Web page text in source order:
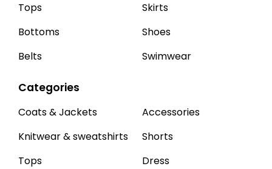
Tops
Bottoms
Belts
Skirts
Shoes
Swimwear
Categories
Coats & Jackets
Knitwear & sweatshirts
Tops
Accessories
Shorts
Dress